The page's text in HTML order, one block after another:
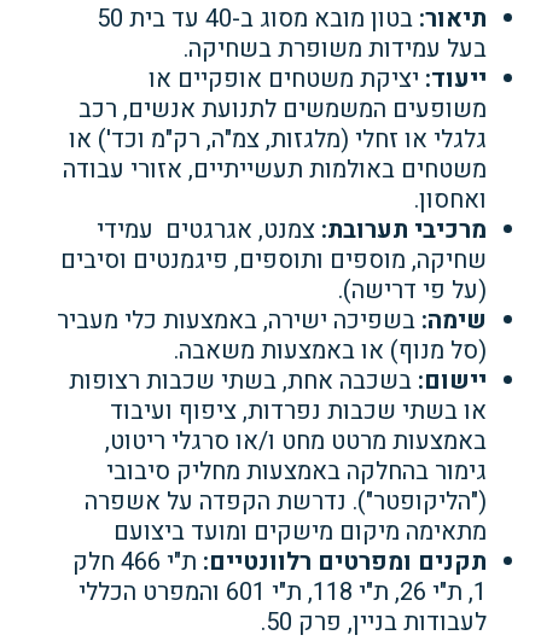
תיאור:
בטון מובא מסוג ב-40 עד בית 50
בעל עמידות משופרת בשחיקה.
ייעוד: יציקת משטחים אופקיים או
משופעים המשמשים לתנועת אנשים, רכב
גלגלי או זחלי (מלגזות, צמ"ה, רק"מ וכד') או
משטחים באולמות תעשייתיים, אזורי עבודה
ואחסון.
מרכיבי תערובת: צמנט, אגרגטים עמידי
שחיקה, מוספים ותוספים, פיגמנטים וסיבים
(על פי דרישה).
שימה: בשפיכה ישירה, באמצעות כלי מעביר
(סל מנוף) או באמצעות משאבה.
יישום: בשכבה אחת, בשתי שכבות רצופות
או בשתי שכבות נפרדות, ציפוף ועיבוד
באמצעות מרטט מחט ו/או סרגלי ריטוט,
גימור בהחלקה באמצעות מחליק סיבובי
("הליקופטר"). נדרשת הקפדה על אשפרה
מתאימה מיקום מישקים ומועד ביצועם
תקנים ומפרטים רלוונטיים:
ת"י 466 חלק
1, ת"י 26, ת"י 118, ת"י 601 והמפרט הכללי
לעבודות בניין, פרק 50.